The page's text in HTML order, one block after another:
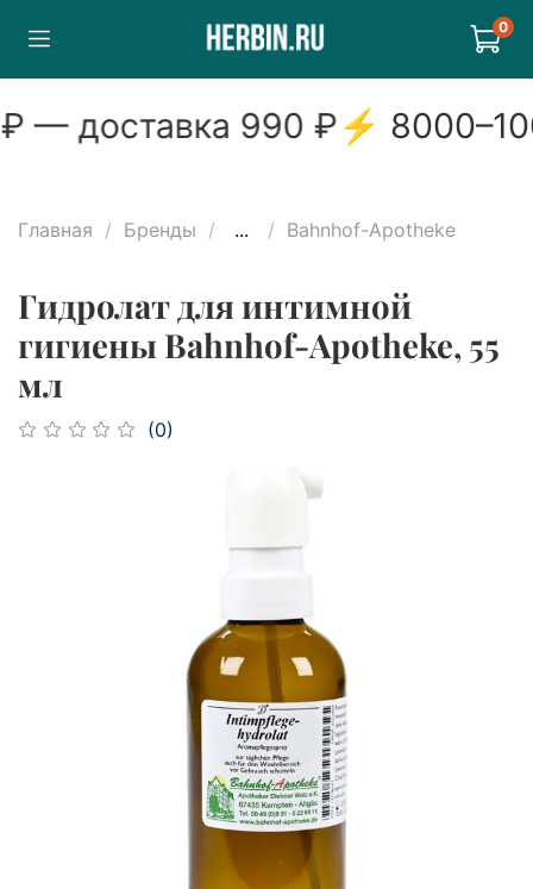
0
— доставка990₽⚡ 8000–
Главная Бренды ... Bahnhof-Apotheke
Гидролат для интимной
гигиены Bahnhof-Apotheke, 55
мл
(0)